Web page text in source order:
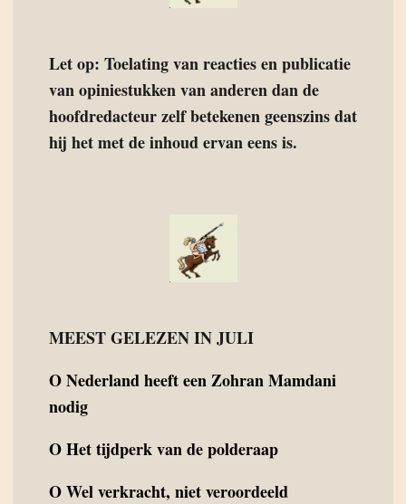
Let op: Toelating van reacties en publicatie
van opiniestukken van anderen dan de
hoofdredacteur zelf betekenen geenszins dat
hij het met de inhoud ervan eens is.
MEEST GELEZEN IN JULI
ONederland heeft een Zohran Mamdani
nodig
OHet tijdperk van de polderaap
OWel verkracht, niet veroordeeld